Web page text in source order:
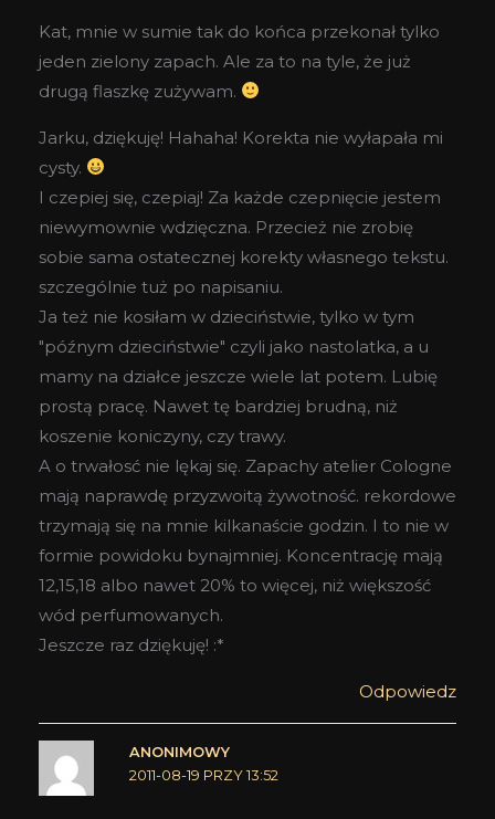
Kat, mnie w sumie tak do końca przekonał tylko
jeden zielony zapach. Ale za to na tyle, że już
drugą flaszkę zużywam.
Jarku, dziękuję! Hahaha! Korekta nie wyłapała mi
cysty.
I czepiej się, czepiaj! Za każde czepnięcie jestem
niewymownie wdzięczna. Przecież nie zrobię
sobie sama ostatecznej korekty własnego tekstu.
szczególnie tuż po napisaniu.
Ja też nie kosiłam w dzieciństwie, tylko w tym
"późnym dzieciństwie" czyli jako nastolatka, a u
mamy na działce jeszcze wiele lat potem. Lubię
prostą pracę. Nawet tę bardziej brudną, niż
koszenie koniczyny, czy trawy.
A o trwałosć nie lękaj się. Zapachy atelier Cologne
mają naprawdę przyzwoitą żywotność. rekordowe
trzymają się na mnie kilkanaście godzin. I to nie w
formie powidoku bynajmniej. Koncentrację mają
12,15,18 albo nawet 20% to więcej, niż większość
wód perfumowanych.
Jeszcze raz dziękuję! :*
Odpowiedz
ANONIMOWY
2011-08-19 PRZY 13:52